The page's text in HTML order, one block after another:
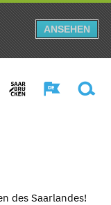
ANSEHEN
des Saarlandes!